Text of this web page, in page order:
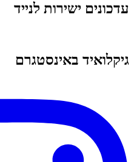
עדכונים ישירות לנייד
גיקלואיד באינסטגרם